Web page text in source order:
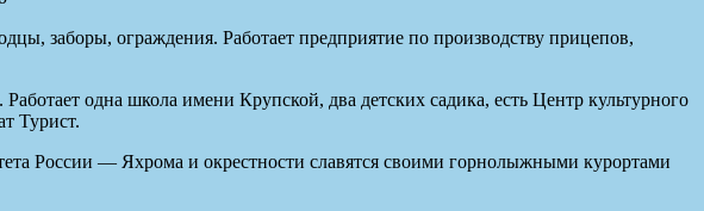
заборы, ограждения. Работает предприятие по производству прицепов,
одна школа имени Крупской, два детских садика, есть Центр культурного
Турист.
России — Яхрома и окрестности славятся своими горнолыжными курортами